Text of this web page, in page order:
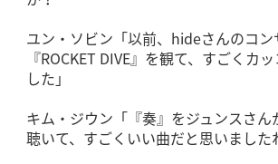
ユン・ソビン「以前、hideさんのコ
『ROCKET DIVE』を観て、すごくカ
した」
キム・ジウン「『奏』をジュンスさん
聴いて、すごくいい曲だと思いました